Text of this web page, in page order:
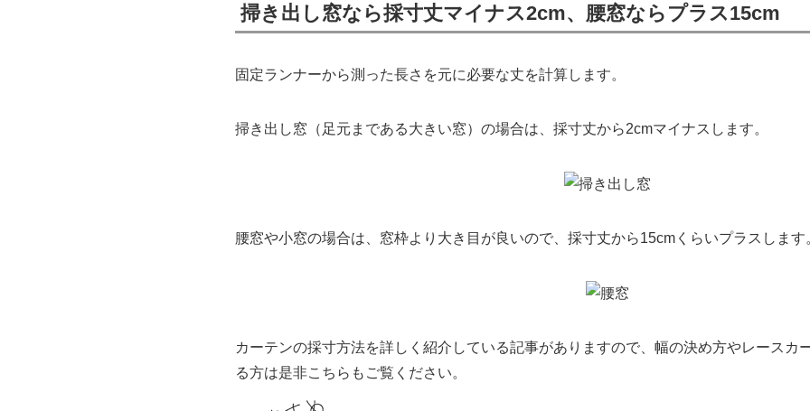
掃き出し窓なら採寸丈マイナス2cm、腰窓ならプラス15cm
固定ランナーから測った長さを元に必要な丈を計算します。
掃き出し窓（足元まである大きい窓）の場合は、採寸丈から2cmマイナスします。
腰窓や小窓の場合は、窓枠より大き目が良いので、採寸丈から15cmくらいプラスします
カーテンの採寸方法を詳しく紹介している記事がありますので、幅の決め方やレースカ
る方は是非こちらもご覧ください。